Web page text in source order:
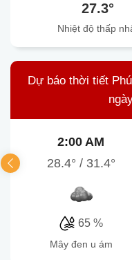
27.3°
Nhiệt độ thấp
Dự báo thời tiết
2:00 AM
28.4° / 31.4°
65 %
mây đen u ám